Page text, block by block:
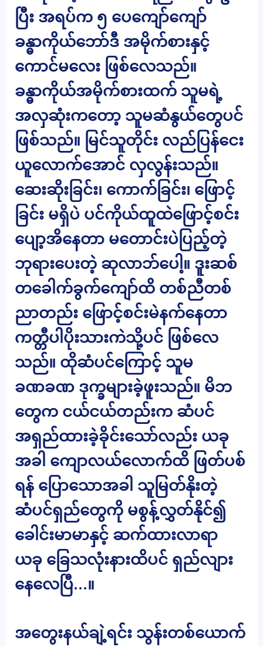
ပြီး အရပ်က ၅ ပေကျော်ကျော်
ခန္ဓာကိုယ်ဘော်ဒီ အမိုက်စားနှင့်
ကောင်မလေး ဖြစ်လေသည်။
ခန္ဓာကိုယ်အမိုက်စားထက် သူမရဲ့
အလှဆုံးကတော့ သူမဆံနွယ်တွေပင်
ဖြစ်သည်။ မြင်သူတိုင်း လည်ပြန်ငေး
ယူလောက်အောင် လှလွန်းသည်။
ဆေးဆိုးခြင်း၊ ကောက်ခြင်း၊ ဖြောင့်
ခြင်း မရှိပဲ ပင်ကိုယ်ထူထဲဖြောင့်စင်း
ပျော့အိနေတာ မတောင်းပဲပြည့်တဲ့
ဘုရားပေးတဲ့ ဆုလာဘ်ပေါ့။ ဒူးဆစ်
တခေါက်ခွက်ကျော်ထိ တစ်ညီတစ်
ညာတည်း ဖြောင့်စင်းမဲနက်နေတာ
ကတ္တီပါပိုးသားကဲသို့ပင် ဖြစ်လေ
သည်။ ထိုဆံပင်ကြောင့် သူမ
ခဏခဏ ဒုက္ခများခဲ့ဖူးသည်။ မိဘ
တွေက ငယ်ငယ်တည်းက ဆံပင်
အရှည်ထားခဲ့ခိုင်းသော်လည်း ယခု
အခါ ကျောလယ်လောက်ထိ ဖြတ်ပစ်
ရန် ပြောသောအခါ သူမြတ်နိုးတဲ့
ဆံပင်ရှည်တွေကို မစွန့်လွှတ်နိုင်၍
ခေါင်းမာမာနှင့် ဆက်ထားလာရာ
ယခု ခြေသလုံးနားထိပင် ရှည်လျား
နေလေပြီ…။
အတွေးနယ်ချဲ့ရင်း သွန်းတစ်ယောက်